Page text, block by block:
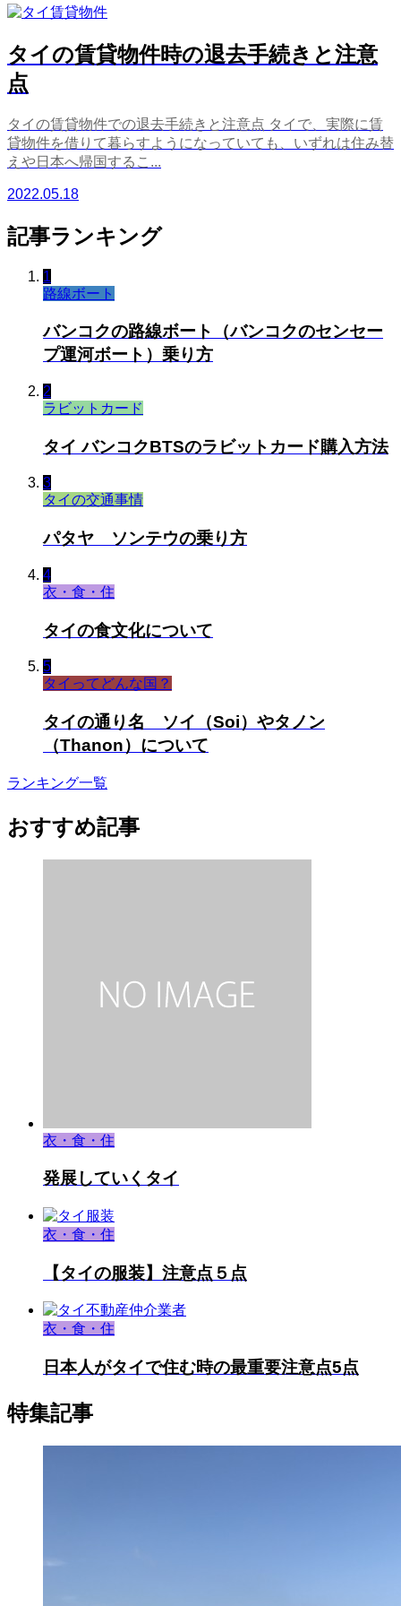
タイの賃貸物件時の退去手続きと注意
点
タイの賃貸物件での退去手続きと注意点 タイで、実際に賃
貸物件を借りて暮らすようになっていても、いずれは住み替
えや日本へ帰国するこ...
2022.05.18
記事ランキング
1
路線ボート
バンコクの路線ボート（バンコクのセンセー
プ運河ボート）乗り方
2
ラビットカード
タイ バンコクBTSのラビットカード購入方法
3
タイの交通事情
パタヤ ソンテウの乗り方
4
衣・食・住
タイの食文化について
5
タイってどんな国？
タイの通り名 ソイ（Soi）やタノン
（Thanon）について
ランキング一覧
おすすめ記事
衣・食・住
発展していくタイ
衣・食・住
【タイの服装】注意点５点
衣・食・住
日本人がタイで住む時の最重要注意点5点
特集記事